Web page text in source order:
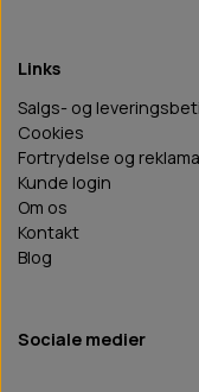
Links
Salgs- og
Cookies
Fortrydelse og
Kunde login
Om os
Kontakt
Blog
Sociale medier